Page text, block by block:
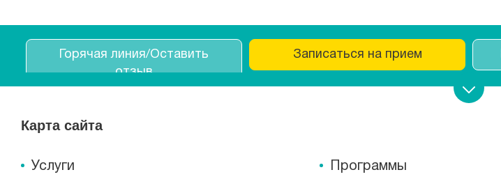
Горячая линия/Оставить
отзыв
Записаться на прием
Карта сайта
Услуги Программы